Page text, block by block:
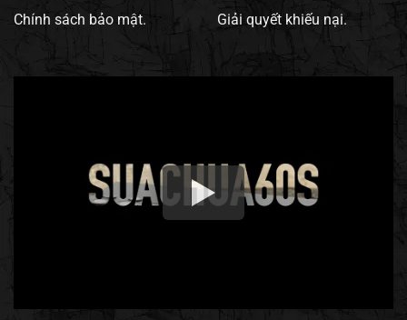
Chính sách bảo mật. Giải quyết khiếu nại.